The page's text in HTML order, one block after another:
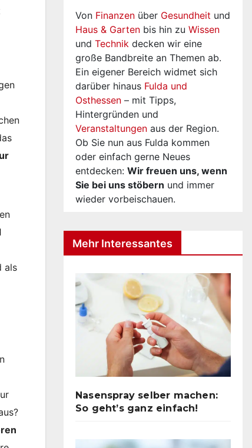
als
Von Finanzen über Gesundheit und
Haus & Garten bis hin zu Wissen
und Technik decken wir eine
große Bandbreite an Themen ab.
Ein eigener Bereich widmet sich
darüber hinaus Fulda und
Osthessen – mit Tipps,
Hintergründen und
Veranstaltungen aus der Region.
Ob Sie nun aus Fulda kommen
oder einfach gerne Neues
entdecken: Wir freuen uns, wenn
Sie bei uns stöbern und immer
wieder vorbeischauen.
Mehr Interessantes
Nasenspray selber machen:
So geht’s ganz einfach!